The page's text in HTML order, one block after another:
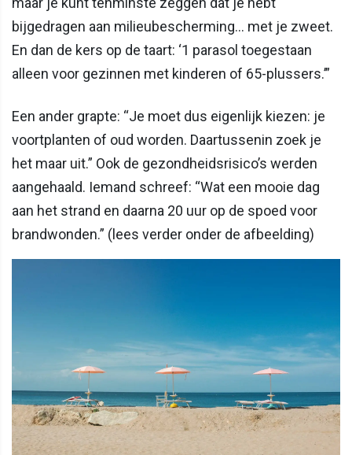
bijgedragen aan milieubescherming... met je zweet.
En dan de kers op de taart: ‘1 parasol toegestaan
alleen voor gezinnen met kinderen of 65-plussers.’”
Een ander grapte: “Je moet dus eigenlijk kiezen: je
voortplanten of oud worden. Daartussenin zoek je
het maar uit.” Ook de gezondheidsrisico’s werden
aangehaald. Iemand schreef: “Wat een mooie dag
aan het strand en daarna 20 uur op de spoed voor
brandwonden.” (lees verder onder de afbeelding)